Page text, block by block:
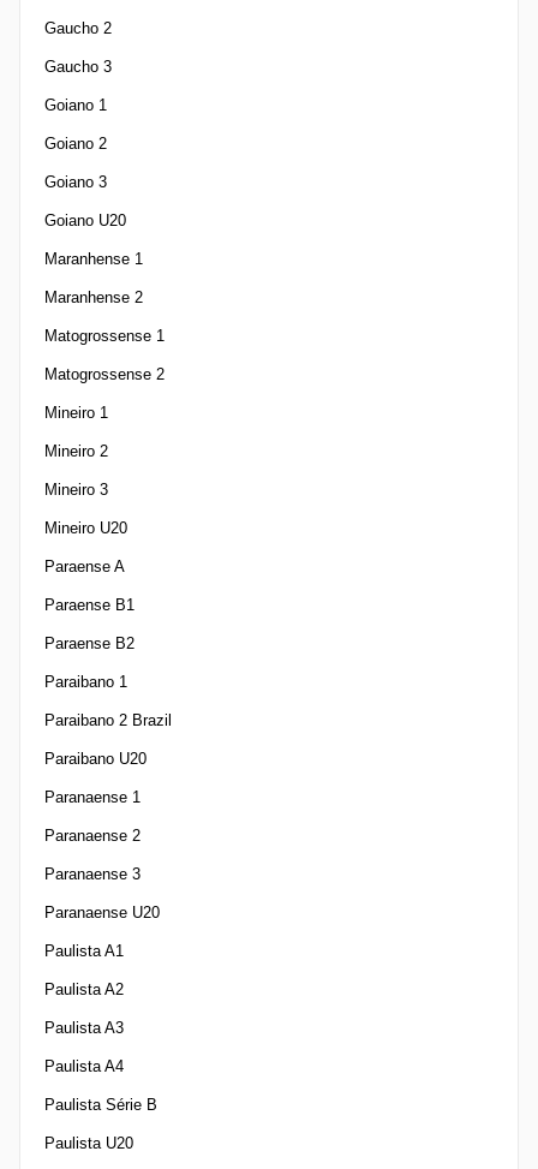
Gaucho 2
Gaucho 3
Goiano 1
Goiano 2
Goiano 3
Goiano U20
Maranhense 1
Maranhense 2
Matogrossense 1
Matogrossense 2
Mineiro 1
Mineiro 2
Mineiro 3
Mineiro U20
Paraense A
Paraense B1
Paraense B2
Paraibano 1
Paraibano 2 Brazil
Paraibano U20
Paranaense 1
Paranaense 2
Paranaense 3
Paranaense U20
Paulista A1
Paulista A2
Paulista A3
Paulista A4
Paulista Série B
Paulista U20